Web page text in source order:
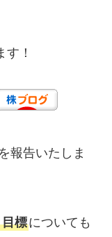
！
報告いたしま
標についても